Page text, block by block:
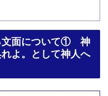
文面について① 神
よ。として神人へ